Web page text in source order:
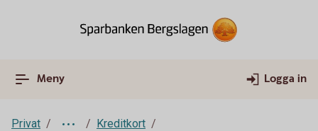
Meny Logga in
Privat
Kreditkort